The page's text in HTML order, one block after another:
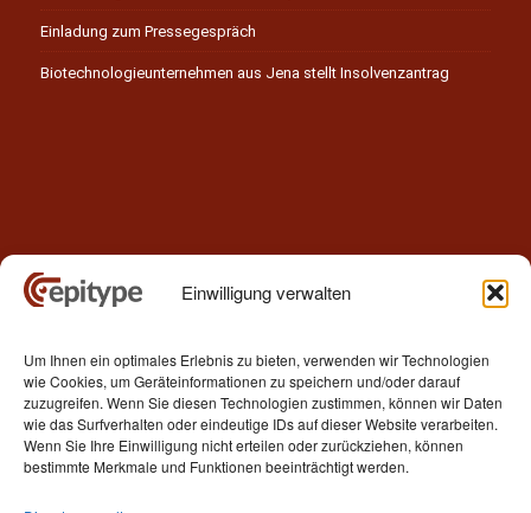
Einwilligung verwalten
Um Ihnen ein optimales Erlebnis zu bieten, verwenden wir Technologien
wie Cookies, um Geräteinformationen zu speichern und/oder darauf
zuzugreifen. Wenn Sie diesen Technologien zustimmen, können wir Daten
wie das Surfverhalten oder eindeutige IDs auf dieser Website verarbeiten.
Wenn Sie Ihre Einwilligung nicht erteilen oder zurückziehen, können
bestimmte Merkmale und Funktionen beeinträchtigt werden.
Einladung zum Pressegespräch
Biotechnologieunternehmen aus Jena stellt Insolvenzantrag
Kontakt
Epitype GmbH
Löbstedter Str. 41
07749 Jena
Germany